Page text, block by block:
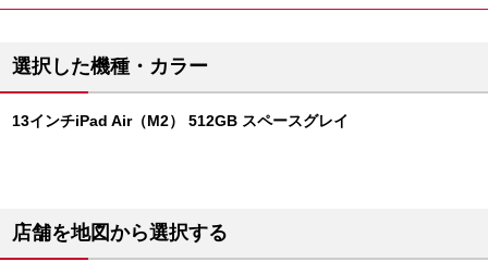
選択した機種・カラー
13インチiPad Air（M2） 512GB スペースグレイ
店舗を地図から選択する